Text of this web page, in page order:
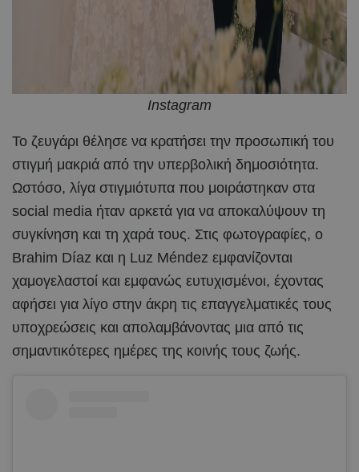
Instagram
Το ζευγάρι θέλησε να κρατήσει την προσωπική του
στιγμή μακριά από την υπερβολική δημοσιότητα.
Ωστόσο, λίγα στιγμιότυπα που μοιράστηκαν στα
social media ήταν αρκετά για να αποκαλύψουν τη
συγκίνηση και τη χαρά τους. Στις φωτογραφίες, ο
Brahim Díaz και η Luz Méndez εμφανίζονται
χαμογελαστοί και εμφανώς ευτυχισμένοι, έχοντας
αφήσει για λίγο στην άκρη τις επαγγελματικές τους
υποχρεώσεις και απολαμβάνοντας μια από τις
σημαντικότερες ημέρες της κοινής τους ζωής.